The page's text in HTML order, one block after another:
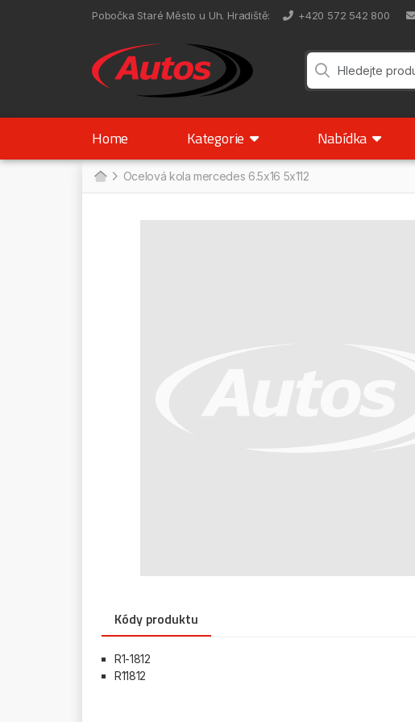
Pobočka Staré Město u Uh. Hradiště: +420 572 542 800
Home Kategorie Nabídka
Ocelová kola mercedes 6.5x16 5x112
Kódy produktu
R1-1812
R11812